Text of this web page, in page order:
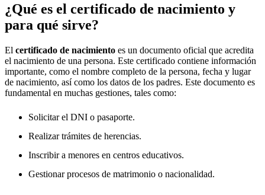
¿Qué es el certificado de nacimiento y
para qué sirve?
El certificado de nacimiento es un documento oficial que acredita
el nacimiento de una persona. Este certificado contiene información
importante, como el nombre completo de la persona, fecha y lugar
de nacimiento, así como los datos de los padres. Este documento es
fundamental en muchas gestiones, tales como:
Solicitar el DNI o pasaporte.
Realizar trámites de herencias.
Inscribir a menores en centros educativos.
Gestionar procesos de matrimonio o nacionalidad.